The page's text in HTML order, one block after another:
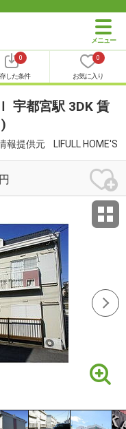
0
した条件
0
お気に入り
宇都宮駅 3DK 賃
報提供元 LIFULL HOME'S